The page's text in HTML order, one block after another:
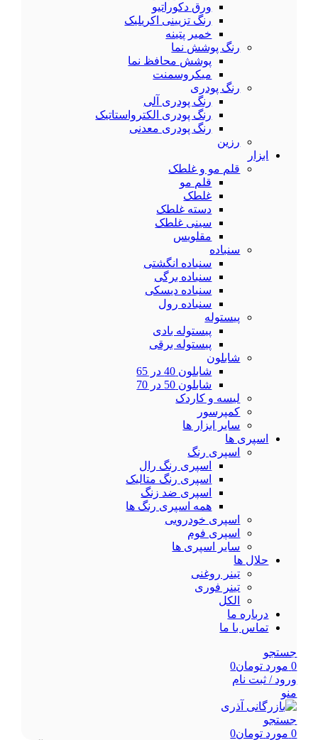
ورق دکوراتیو
رنگ تزیینی اکریلیک
خمیر پتینه
رنگ پوشش نما
پوشش محافظ نما
میکروسمنت
رنگ پودری
رنگ پودری آلی
رنگ پودری الکترواستاتیک
رنگ پودری معدنی
رزین
ابزار
قلم مو و غلطک
قلم مو
غلطک
دسته غلطک
سینی غلطک
مقلویس
سنباده
سنباده انگشتی
سنباده برگی
سنباده دیسکی
سنباده رول
پیستوله
پیستوله بادی
پیستوله برقی
شابلون
شابلون 40 در 65
شابلون 50 در 70
لیسه و کاردک
کمپرسور
سایر ابزار ها
اسپری ها
اسپری رنگ
اسپری رنگ رال
اسپری رنگ متالیک
اسپری ضد زنگ
همه اسپری رنگ ها
اسپری خودرویی
اسپری فوم
سایر اسپری ها
حلال ها
تینر روغنی
تینر فوری
الکل
درباره ما
تماس با ما
جستجو
0 مورد تومان0
ورود / ثبت نام
منو
جستجو
0 مورد تومان0